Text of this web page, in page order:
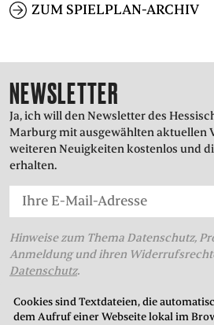
Cookies sind Textdateien, die
dem Aufruf einer Webseite lokal im
ZUM SPIELPLAN-ARCHIV
NEWSLETTER
Ja, ich will den Newsletter des
Marburg mit ausgewählten aktuellen
weiteren Neuigkeiten kostenlos und
erhalten.
Hinweise zum Thema Datenschutz,
Anmeldung und ihren
Datenschutz.